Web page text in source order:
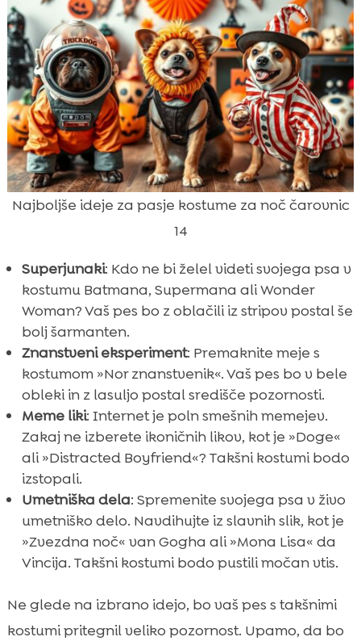
Najboljše ideje za pasje kostume za noč čarovnic
14
Superjunaki: Kdo ne bi želel videti svojega psa v
kostumu Batmana, Supermana ali Wonder
Woman? Vaš pes bo z oblačili iz stripov postal še
bolj šarmanten.
Znanstveni eksperiment: Premaknite meje s
kostumom »Nor znanstvenik«. Vaš pes bo v bele
obleki in z lasuljo postal središče pozornosti.
Meme liki: Internet je poln smešnih memejev.
Zakaj ne izberete ikoničnih likov, kot je »Doge«
ali »Distracted Boyfriend«? Takšni kostumi bodo
izstopali.
Umetniška dela: Spremenite svojega psa v živo
umetniško delo. Navdihujte iz slavnih slik, kot je
»Zvezdna noč« van Gogha ali »Mona Lisa« da
Vincija. Takšni kostumi bodo pustili močan vtis.
Ne glede na izbrano idejo, bo vaš pes s takšnimi
kostumi pritegnil veliko pozornost. Upamo, da bo